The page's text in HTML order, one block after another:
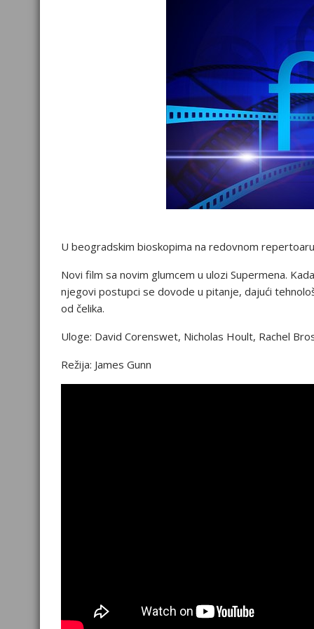
U beogradskim bioskopima na redovnom
Novi film sa novim glumcem u ulozi Supermena.
njegovi postupci se dovode u pitanje, dajući
od čelika.
Uloge: David Corenswet, Nicholas Hoult, Rachel
Režija: James Gunn